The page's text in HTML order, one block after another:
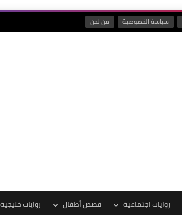
سياسة الخصوصية من نحن
روايات اجتماعية قصص أطفال روايات خليجية